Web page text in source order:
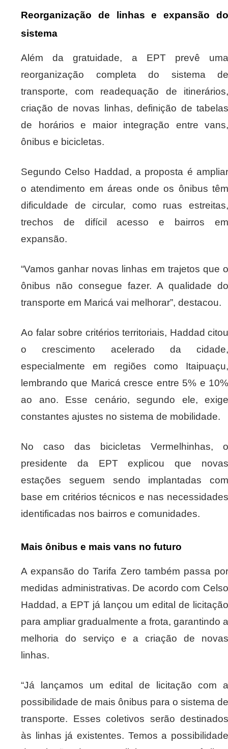
Reorganização de linhas e expansão do
sistema
Além da gratuidade, a EPT prevê uma
reorganização completa do sistema de
transporte, com readequação de itinerários,
criação de novas linhas, definição de tabelas
de horários e maior integração entre vans,
ônibus e bicicletas.
Segundo Celso Haddad, a proposta é ampliar
o atendimento em áreas onde os ônibus têm
dificuldade de circular, como ruas estreitas,
trechos de difícil acesso e bairros em
expansão.
“Vamos ganhar novas linhas em trajetos que o
ônibus não consegue fazer. A qualidade do
transporte em Maricá vai melhorar”, destacou.
Ao falar sobre critérios territoriais, Haddad citou
o crescimento acelerado da cidade,
especialmente em regiões como Itaipuaçu,
lembrando que Maricá cresce entre 5% e 10%
ao ano. Esse cenário, segundo ele, exige
constantes ajustes no sistema de mobilidade.
No caso das bicicletas Vermelhinhas, o
presidente da EPT explicou que novas
estações seguem sendo implantadas com
base em critérios técnicos e nas necessidades
identificadas nos bairros e comunidades.
Mais ônibus e mais vans no futuro
A expansão do Tarifa Zero também passa por
medidas administrativas. De acordo com Celso
Haddad, a EPT já lançou um edital de licitação
para ampliar gradualmente a frota, garantindo a
melhoria do serviço e a criação de novas
linhas.
“Já lançamos um edital de licitação com a
possibilidade de mais ônibus para o sistema de
transporte. Esses coletivos serão destinados
às linhas já existentes. Temos a possibilidade